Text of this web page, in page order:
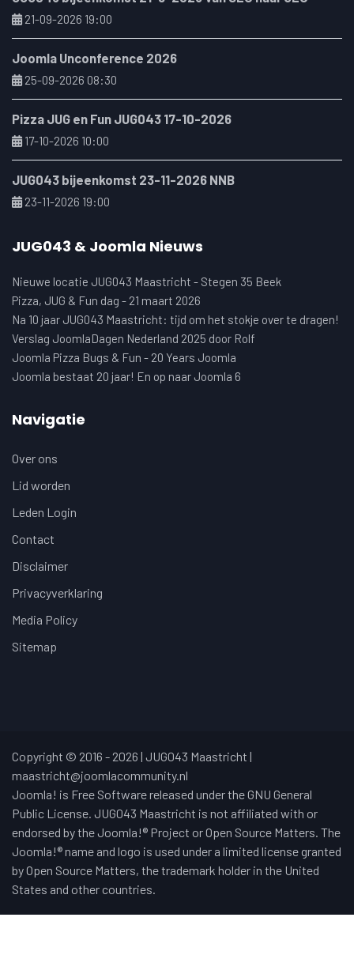
21-09-2026 19:00
Joomla Unconference 2026
25-09-2026 08:30
Pizza JUG en Fun JUG043 17-10-2026
17-10-2026 10:00
JUG043 bijeenkomst 23-11-2026 NNB
23-11-2026 19:00
JUG043 & Joomla Nieuws
Nieuwe locatie JUG043 Maastricht - Stegen 35 Beek
Pizza, JUG & Fun dag - 21 maart 2026
Na 10 jaar JUG043 Maastricht: tijd om het stokje over te dragen!
Verslag JoomlaDagen Nederland 2025 door Rolf
Joomla Pizza Bugs & Fun - 20 Years Joomla
Joomla bestaat 20 jaar! En op naar Joomla 6
Navigatie
Over ons
Lid worden
Leden Login
Contact
Disclaimer
Privacyverklaring
Media Policy
Sitemap
Copyright © 2016 - 2026 | JUG043 Maastricht |
maastricht@joomlacommunity.nl
Joomla! is Free Software released under the GNU General
Public License. JUG043 Maastricht is not affiliated with or
endorsed by the Joomla!® Project or Open Source Matters. The
Joomla!® name and logo is used under a limited license granted
by Open Source Matters, the trademark holder in the United
States and other countries.